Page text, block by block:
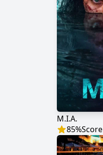
M.I.A.
85%Score